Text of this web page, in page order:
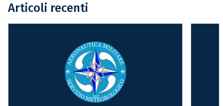
Articoli recenti